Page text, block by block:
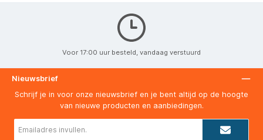
Voor 17:00 uur besteld, vandaag verstuurd
Nieuwsbrief
Schrijf je in voor onze nieuwsbrief en je bent altijd op de hoogte
van nieuwe producten en aanbiedingen.